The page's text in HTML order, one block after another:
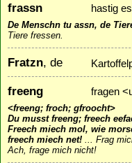
frassn hastig
De Menschn tu assn, de
Tiere fressen.
Fratzn, de
freeng fragen
<freeng; froch; gfroocht>
Du musst freeng; freech
Freech miech mol, wie
freech miech net! ... Frag
Ach, frage mich nicht!